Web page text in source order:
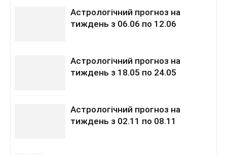
Астрологічний прогноз на
тиждень з 06.06 по 12.06
Астрологічний прогноз на
тиждень з 18.05 по 24.05
Астрологічний прогноз на
тиждень з 02.11 по 08.11